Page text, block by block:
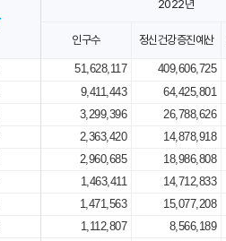
2022년
인구수 정신건강증진예산
51,628,117 409,606,725
9,411,443
64,425,801
3,299,396
26,788,626
2,363,420
14,878,918
2,960,685
18,986,808
1,463,411
14,712,833
1,471,563
15,077,208
1,112,807
8,566,189